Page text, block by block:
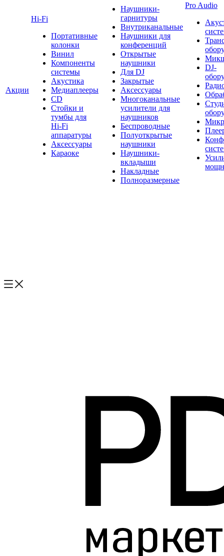
Акции
Hi-Fi
Портативные
колонки
Винил
Компоненты
системы
Акустика
Медиаплееры
CD
Стойки и
тумбы для
Hi-Fi
аппаратуры
Аксессуары
Караоке
Наушники-
гарнитуры
Внутриканальные
Наушники для
конференций
Открытые
наушники
Для DJ
Закрытые
Аксессуары
Многоканальные
усилители для
наушников
Беспроводные
Полуоткрытые
наушники
Наушники-
вкладыши
Накладные
Полноразмерные
Pro Audio
DJ-